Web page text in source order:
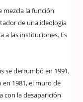
mezcla la función
de una ideología
a las instituciones. Es
se derrumbó en 1991,
1981, el muro de
con la desaparición